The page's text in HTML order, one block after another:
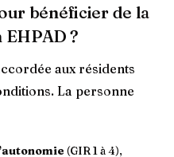
bénéficier de la
?
aux résidents
La personne
(GIR 1 à 4),